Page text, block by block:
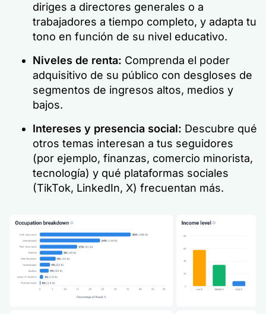
diriges a directores generales o a
trabajadores a tiempo completo, y adapta tu
tono en función de su nivel educativo.
Niveles de renta: Comprenda el poder
adquisitivo de su público con desgloses de
segmentos de ingresos altos, medios y
bajos.
Intereses y presencia social: Descubre qué
otros temas interesan a tus seguidores
(por ejemplo, finanzas, comercio minorista,
tecnología) y qué plataformas sociales
(TikTok, LinkedIn, X) frecuentan más.